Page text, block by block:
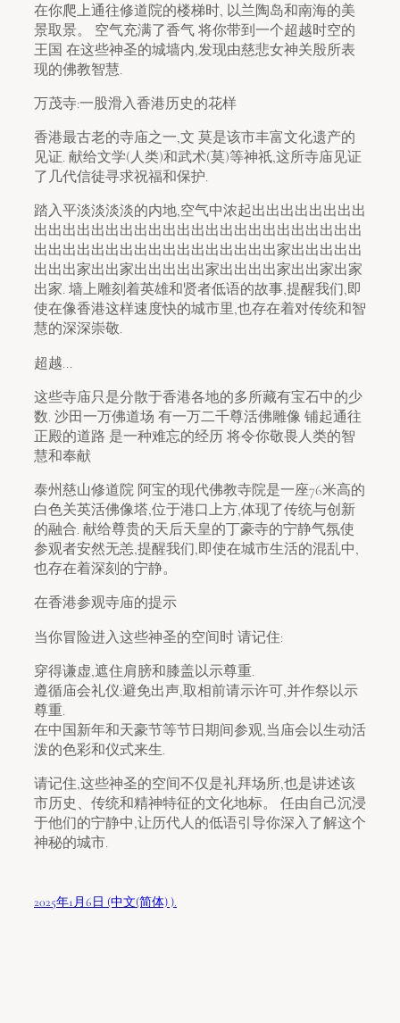
在你爬上通往修道院的楼梯时, 以兰陶岛和南海的美
景取景。 空气充满了香气 将你带到一个超越时空的
王国 在这些神圣的城墙内,发现由慈悲女神关殷所表
现的佛教智慧.
万茂寺:一股滑入香港历史的花样
香港最古老的寺庙之一,文 莫是该市丰富文化遗产的
见证. 献给文学(人类)和武术(莫)等神祇,这所寺庙见证
了几代信徒寻求祝福和保护.
踏入平淡淡淡淡的内地,空气中浓起出出出出出出出出
出出出出出出出出出出出出出出出出出出出出出出出
出出出出出出出出出出出出出出出出出家出出出出出
出出出家出出家出出出出出家出出出出家出出家出家
出家. 墙上雕刻着英雄和贤者低语的故事,提醒我们,即
使在像香港这样速度快的城市里,也存在着对传统和智
慧的深深崇敬.
超越...
这些寺庙只是分散于香港各地的多所藏有宝石中的少
数. 沙田一万佛道场 有一万二千尊活佛雕像 铺起通往
正殿的道路 是一种难忘的经历 将令你敬畏人类的智
慧和奉献
泰州慈山修道院 阿宝的现代佛教寺院是一座76米高的
白色关英活佛像塔,位于港口上方,体现了传统与创新
的融合. 献给尊贵的天后天皇的丁豪寺的宁静气氛使
参观者安然无恙,提醒我们,即使在城市生活的混乱中,
也存在着深刻的宁静。
在香港参观寺庙的提示
当你冒险进入这些神圣的空间时 请记住:
穿得谦虚,遮住肩膀和膝盖以示尊重.
遵循庙会礼仪:避免出声,取相前请示许可,并作祭以示
尊重.
在中国新年和天豪节等节日期间参观,当庙会以生动活
泼的色彩和仪式来生.
请记住,这些神圣的空间不仅是礼拜场所,也是讲述该
市历史、传统和精神特征的文化地标。 任由自己沉浸
于他们的宁静中,让历代人的低语引导你深入了解这个
神秘的城市.
2025年1月6日 (中文(简体) ).